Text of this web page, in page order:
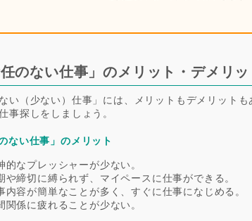
任のない仕事」のメリット・デメリッ
ない（少ない）仕事」には、メリットもデメリット
事探しをしましょう。
ない仕事」のメリット
的なプレッシャーが少ない。
や締切に縛られず、マイペースに仕事ができる。
内容が簡単なことが多く、すぐに仕事になじめる。
関係に疲れることが少ない。